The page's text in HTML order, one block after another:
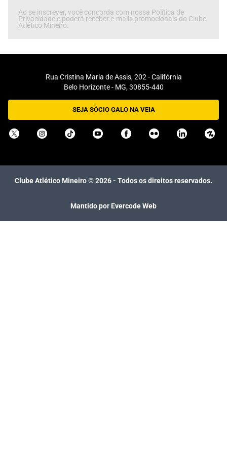
Ao se inscrever, você concorda com nossa Política de
Privacidade e poderá receber e-mails promocionais do Clube
Atlético Mineiro.
Rua Cristina Maria de Assis, 202 - Califórnia
Belo Horizonte - MG, 30855-440
SEJA SÓCIO GALO NA VEIA
Clube Atlético Mineiro ©2026- Todos os direitos reservados.
Mantido por Evercode Web